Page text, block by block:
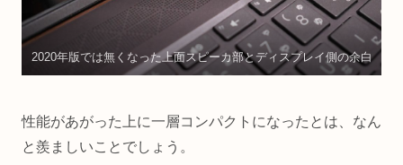
2020年版では無くなった上面スピーカ部とディスプレイ側の余白
性能があがった上に一層コンパクトになったとは、なん
と羨ましいことでしょう。